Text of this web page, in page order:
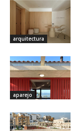
arquitectura
aparejo